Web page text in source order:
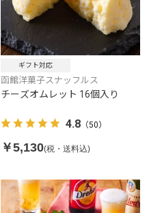
ギフト対応
函館洋菓子スナッフルス
チーズオムレット 16個入り
4.8（50）
￥5,130(税・送料込)